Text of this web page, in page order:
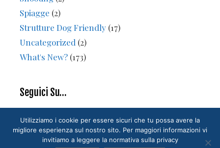
Spiagge (2)
Strutture Dog Friendly (17)
Uncategorized (2)
What's New? (173)
Seguici Su…
Utilizziamo i cookie per essere sicuri che tu possa avere la
migliore esperienza sul nostro sito. Per maggiori informazioni vi
invitiamo a leggere la normativa sulla privacy